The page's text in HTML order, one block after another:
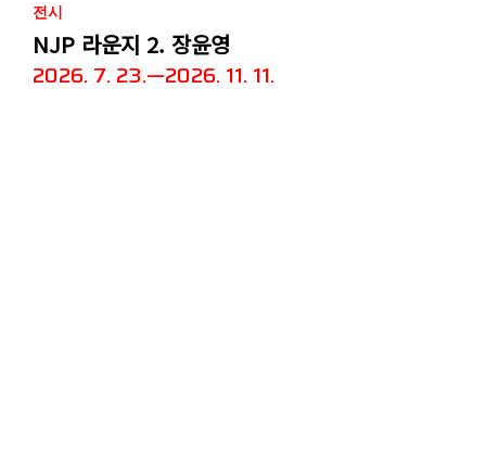
전시
NJP 라운지 2. 장윤영
2026. 7. 23.—2026. 11. 11.